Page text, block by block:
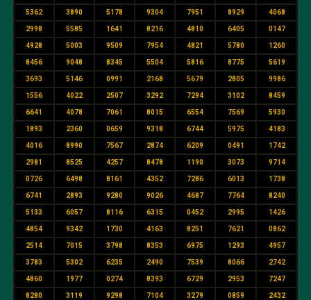
5362 3890 5178 9304 7951 8929 4068
2998 5585 1641 8216 4810 6405 0147
4928 5003 9509 7954 4821 5780 1260
8456 9048 8345 5504 5816 8775 5619
3693 5146 0991 2168 5679 2805 9986
1556 4022 2507 3292 7294 3102 8459
6641 4078 7061 8015 6554 7569 5930
1893 2360 0659 9318 6744 5975 4183
4016 8990 7567 2874 6209 0491 1742
2981 8525 4257 8478 1190 3073 9714
0726 6498 8161 4352 7286 6013 1738
6741 2893 9280 9026 4687 7764 8240
5133 6057 8116 6315 0452 2995 1426
4854 9342 1730 4163 8251 7621 0862
2514 7015 3798 8353 6975 1293 4957
3783 5302 6235 2490 7539 8066 2742
4860 1977 0274 8393 6729 2953 7247
8280 3119 9298 7104 3279 0859 2432